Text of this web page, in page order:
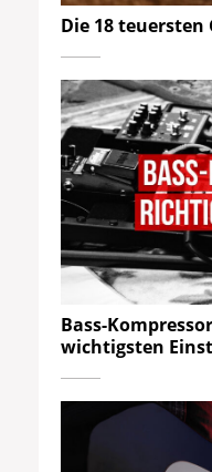
Die 18
Bass-
wichtigsten